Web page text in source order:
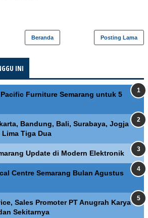
Posting Lama
Beranda
INI
Furniture Semarang untuk 5
Bandung, Bali, Surabaya, Jogja
Tiga Dua
Update di Modern Elektronik
Centre Semarang Bulan Agustus
Sales Promoter PT Anugrah Karya
Sekitarnya